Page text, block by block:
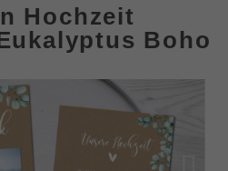
Hochzeit
Boho